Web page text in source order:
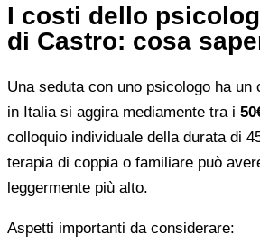
I costi dello
di Castro: cosa
Una seduta con uno psicologo ha
in Italia si aggira mediamente tra i
colloquio individuale della durata di
terapia di coppia o familiare può
leggermente più alto.
Aspetti importanti da considerare: